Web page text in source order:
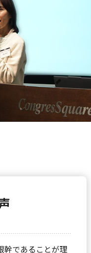
幹であることが理